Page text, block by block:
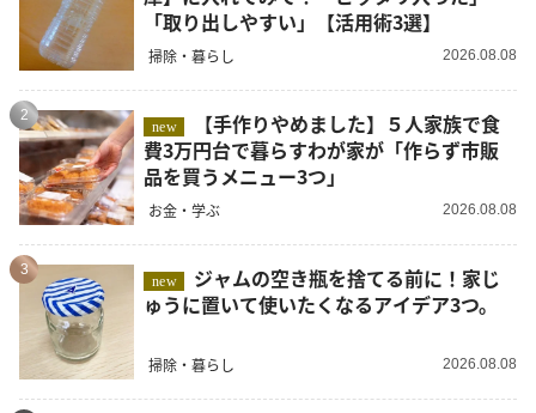
「取り出しやすい」【活用術3選】
掃除・暮らし 2026.08.08
2
new
費3万円台で暮らすわが家が「作らず市販
品を買うメニュー3つ」
お金・学ぶ 2026.08.08
3
new
ゅうに置いて使いたくなるアイデア3つ。
掃除・暮らし 2026.08.08